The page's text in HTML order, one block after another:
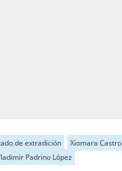
de extradición Xiomara Castro
Padrino López